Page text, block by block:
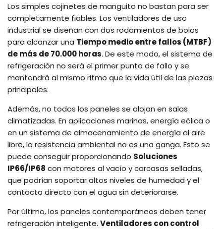
Los simples cojinetes de manguito no bastan para ser
completamente fiables. Los ventiladores de uso
industrial se diseñan con dos rodamientos de bolas
para alcanzar una Tiempo medio entre fallos (MTBF)
de más de 70.000 horas. De este modo, el sistema de
refrigeración no será el primer punto de fallo y se
mantendrá al mismo ritmo que la vida útil de las piezas
principales.
Además, no todos los paneles se alojan en salas
climatizadas. En aplicaciones marinas, energía eólica o
en un sistema de almacenamiento de energía al aire
libre, la resistencia ambiental no es una ganga. Esto se
puede conseguir proporcionando Soluciones
IP66/IP68 con motores al vacío y carcasas selladas,
que podrían soportar altos niveles de humedad y el
contacto directo con el agua sin deteriorarse.
Por último, los paneles contemporáneos deben tener
refrigeración inteligente. Ventiladores con control